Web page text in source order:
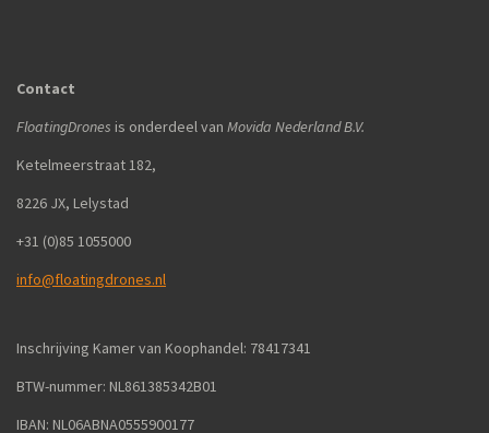
Contact
FloatingDrones is onderdeel van Movida Nederland B.V.
Ketelmeerstraat 182,
8226 JX, Lelystad
+31 (0)85 1055000
info@floatingdrones.nl
Inschrijving Kamer van Koophandel: 78417341
BTW-nummer: NL861385342B01
IBAN: NL06ABNA0555900177